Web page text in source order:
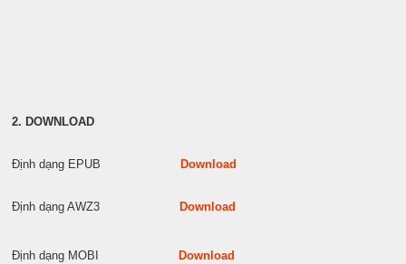
2. DOWNLOAD
Định dạng EPUB Download
Định dạng AWZ3 Download
Định dạng MOBI Download